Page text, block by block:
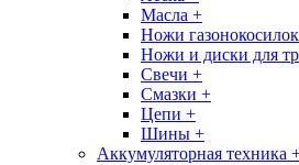
Масла +
Ножи
Ножи и диски для
Свечи +
Смазки +
Цепи +
Шины +
Аккумуляторная техника